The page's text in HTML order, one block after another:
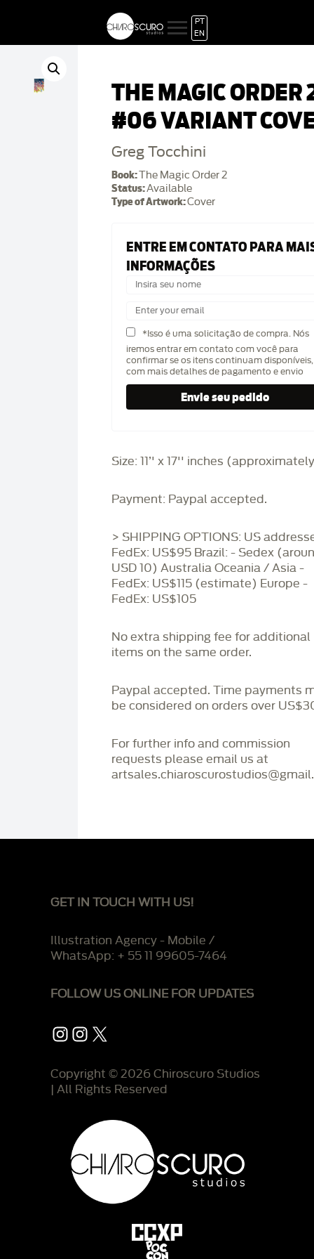
PT
EN
THE MAGIC ORDER
#06 VARIANT
Greg Tocchini
Book:The Magic Order 2
Status:Available
Type of Artwork:Cover
ENTRE EM CONTATO PARA
INFORMAÇÕES
*Isso é uma solicitação de compra. Nós
iremos entrar em contato com você para
confirmar se os itens continuam disponíveis,
com mais detalhes de pagamento e envio
Size: 11’' x 17'' inches
Payment: Paypal accepted.
> SHIPPING OPTIONS: US
FedEx: US$95 Brazil: - Sedex
USD 10) Australia Oceania / Asia -
FedEx: US$115 (estimate) Europe -
FedEx: US$105
No extra shipping fee for additional
items on the same order.
Paypal accepted. Time payments
be considered on orders over
For further info and commission
requests please email us at
GET IN TOUCH WITH US!
Illustration Agency - Mobile /
WhatsApp: + 55 11 99605-7464
FOLLOW US ONLINE FOR UPDATES
Instagram
Instagram
X
Copyright © 2026 Chiroscuro Studios
| All Rights Reserved